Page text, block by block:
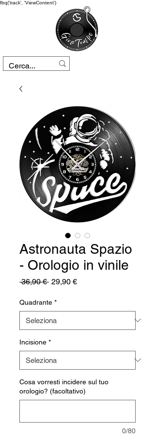
fbq('track', 'ViewContent')
Astronauta Spazio
- Orologio in vinile
36,90 € Prezzo
29,90 €Prezzo
Quadrante *
Incisione *
Cosa vorresti incidere sul tuo
orologio? (facoltativo)
0/80